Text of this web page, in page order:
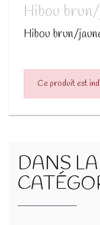
Hibou
Hibou brun/
Ce produit est
DANS